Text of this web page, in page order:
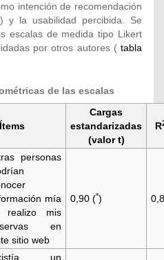
intención de recomendación
y la usabilidad percibida. Se
escalas de medida tipo Likert
por otros autores ( tabla
de las escalas
Ítems
Cargas
estandarizadas
(valor t)
R
personas
mía
realizo mis
en
sitio web
0,90 (*)
un